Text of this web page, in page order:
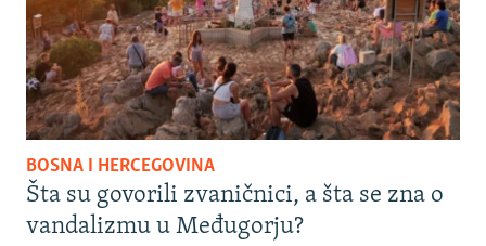
BOSNA I HERCEGOVINA
Šta su govorili zvaničnici, a šta se zna o
vandalizmu u Međugorju?